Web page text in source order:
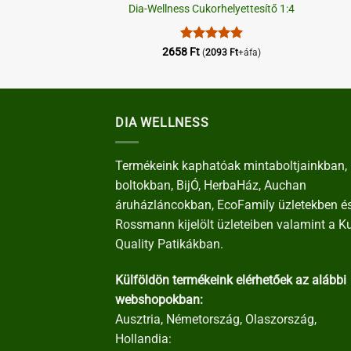
Dia-Wellness Cukorhelyettesítő 1:4
Értékelés:5
2658 Ft (2093 Ft+áfa)
DIA WELLNESS
Termékeink kaphatóak mintaboltjainkban,
boltokban, BijÓ, HerbaHáz, Auchan
áruházláncokban, EcoFamily üzletekben
Rossmann kijelölt üzleteiben valamint a
Quality Patikákban.
Külföldön termékeink elérhetőek az alábbi
webshopokban:
Ausztria, Németország, Olaszország,
Hollandia: